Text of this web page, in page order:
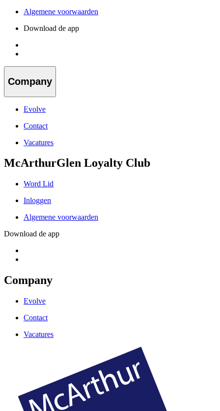
Algemene voorwaarden
Download de app
Company
Evolve
Contact
Vacatures
McArthurGlen Loyalty Club
Word Lid
Inloggen
Algemene voorwaarden
Download de app
Company
Evolve
Contact
Vacatures